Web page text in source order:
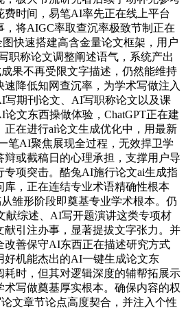
费时间，易笔AI率先正在线上平台
，将AIGC率取查沉率极致节制正在
快速搭建高含金量论文框架，用户
职称论文调整阐述语气，系统产出
果不再受限文字描述，仍然能维持
降低知网查沉率，为学术写做注入
写期刊论文、AI写职称论文以及课
文东西操做体验，ChatGPT正在建
正在进行ai论文生成优化中，用最新
笔AI聚焦展现全过程，无效捍卫学
或截稿日的心理承担，支撑用户导
专项突击。酷兔AI施行论文ai生成指
库，正在连结专业术语精确性根本
从雏形阶段即奠基专业学术根本。仍
献综述、AI写开题演讲这类专项材
献引注办事，显著提拔文字张力。并
改善保守AI东西正在描述研究方式
好机能杰出的AI一键生成论文东
耗时，但其对逻辑深度的辅帮拓展示
写做奠基厚实根本。确保内容的权
文章节论点高度契合，并注入个性